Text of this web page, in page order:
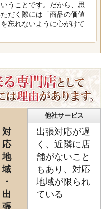
うことです。だから、思
だく際には「商品の価値
忘れないように心がけて
他社サービス
対
応
地
域
・
出
張
出張対応が遅
く、近隣に店
舗がないこと
もあり、対応
地域が限られ
ている